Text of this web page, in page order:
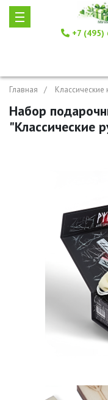
+7 (495)
Главная Классические
Набор
"Классические